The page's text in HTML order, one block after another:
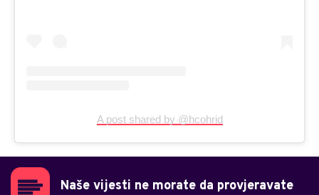
A post shared by @hcohrid
Naše vijesti ne morate da provjeravate